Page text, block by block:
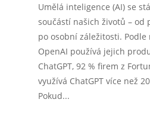
Umělá inteligence (AI) se
součástí našich životů – od
po osobní záležitosti.
OpenAI používá jejich
ChatGPT, 92 % firem z
využívá ChatGPT více než
Pokud...